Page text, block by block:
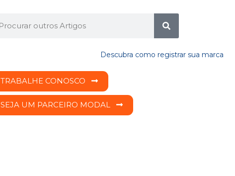
TRABALHE CONOSCO
SEJA UM PARCEIRO MODAL